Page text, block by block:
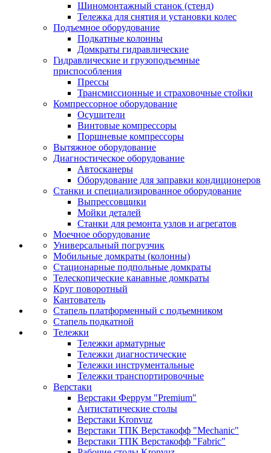
Шиномонтажный станок (стенд)
Тележка для снятия и установки колес
Подъемное оборудование
Подкатные колонны
Домкраты гидравлические
Гидравлические и грузоподъемные
приспособления
Прессы
Трансмиссионные и страховочные стойки
Компрессорное оборудование
Осушители
Винтовые компрессоры
Поршневые компрессоры
Вытяжное оборудование
Диагностическое оборудование
Автосканеры
Оборудование для заправки кондиционеров
Станки и специализированное оборудование
Выпрессовщики
Мойки деталей
Станки для ремонта узлов и агрегатов
Моечное оборудование
Универсальный погрузчик
Мобильные домкраты (колонны)
Стационарные подпольные домкраты
Телескопические канавные домкраты
Круг поворотный
Кантователь
Стапель платформенный с подъемником
Стапель подкатной
Тележки
Тележки арматурные
Тележки диагностические
Тележки инструментальные
Тележки транспортировочные
Верстаки
Верстаки Феррум "Premium"
Антистатические столы
Верстаки Kronvuz
Верстаки ТПК Верстакофф "Mechanic"
Верстаки ТПК Верстакофф "Fabric"